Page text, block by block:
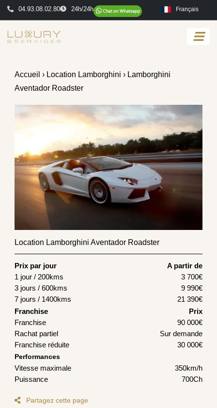
04.93.08.02.80 24h/24h Français
Accueil › Location Lamborghini › Lamborghini
Aventador Roadster
Location Lamborghini Aventador Roadster
Prix par jour
A partir de
1 jour / 200kms
3 700€
3 jours / 600kms
9 990€
7 jours / 1400kms
21 390€
Franchise
Prix
Franchise
90 000€
Rachat partiel
Sur demande
Franchise réduite
30 000€
Performances
Vitesse maximale
350km/h
Puissance
700Ch
Partagez cette page